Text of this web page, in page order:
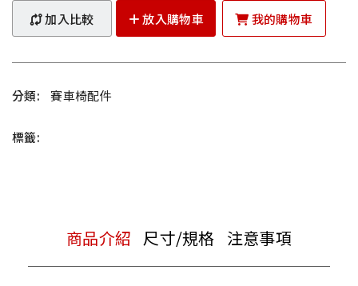
加入比較 放入購物車 我的購物車
分類: 賽車椅配件
標籤:
商品介紹 尺寸/規格 注意事項